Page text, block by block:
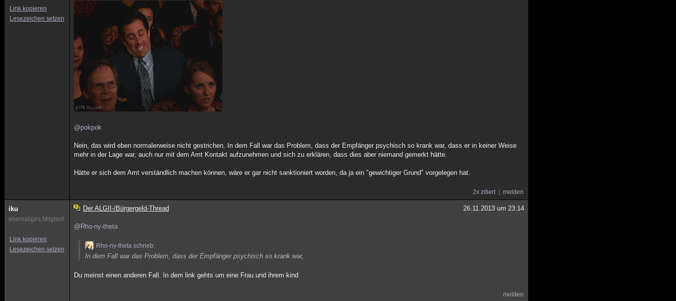
Link kopieren
Lesezeichen setzen
@pokpok
Nein, das wird eben normalerweise nicht gestrichen. In dem Fall war das Problem, dass der Empfänger psychisch so krank war, dass er in keiner Weise
mehr in der Lage war, auch nur mit dem Amt Kontakt aufzunehmen und sich zu erklären, dass dies aber niemand gemerkt hätte.
Hätte er sich dem Amt verständlich machen können, wäre er gar nicht sanktioniert worden, da ja ein "gewichtiger Grund" vorgelegen hat.
2x zitiert melden
iku
ehemaliges Mitglied
Link kopieren
Lesezeichen setzen
Der ALGII-/Bürgergeld-Thread 26.11.2013 um 23:14
@Rho-ny-theta
Rho-ny-theta schrieb:
In dem Fall war das Problem, dass der Empfänger psychisch so krank war,
Du meinst einen anderen Fall. In dem link gehts um eine Frau und ihrem kind
melden